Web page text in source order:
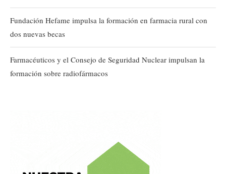
Fundación Hefame impulsa la formación en farmacia rural con
dos nuevas becas
Farmacéuticos y el Consejo de Seguridad Nuclear impulsan la
formación sobre radiofármacos